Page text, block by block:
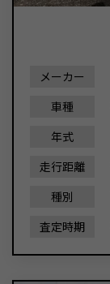
メーカー
車種
年式
走行距離
種別
査定時期